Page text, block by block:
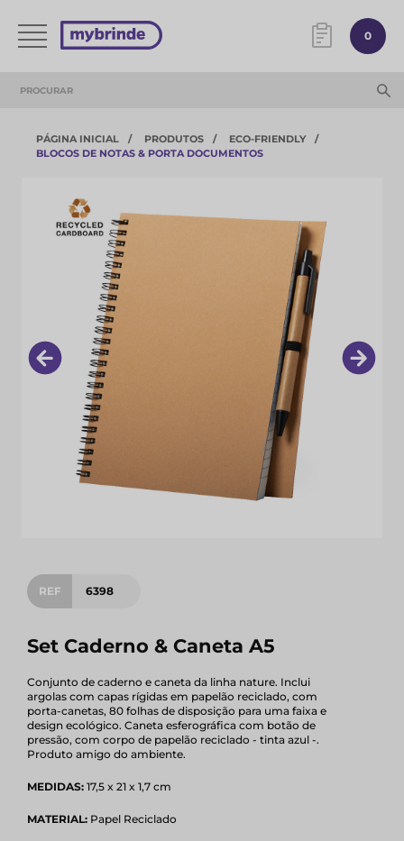
0
PÁGINA INICIAL PRODUTOS
ECO-FRIENDLY
BLOCOS DE NOTAS & PORTA DOCUMENTOS
REF 6398
Set Caderno & Caneta A5
Conjunto de caderno e caneta da linha nature. Inclui
argolas com capas rígidas em papelão reciclado, com
porta-canetas, 80 folhas de disposição para uma faixa e
design ecológico. Caneta esferográfica com botão de
pressão, com corpo de papelão reciclado - tinta azul -.
Produto amigo do ambiente.
MEDIDAS: 17,5 x 21 x 1,7 cm
MATERIAL: Papel Reciclado